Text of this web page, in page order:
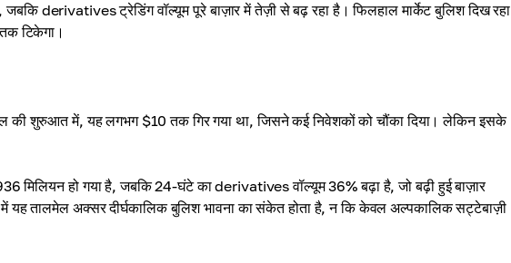
derivatives ट्रेडिंग वॉल्यूम पूरे बाज़ार में तेज़ी से बढ़ रहा है। फिलहाल मार्केट बुलिश दिख रहा
टिकेगा।
की शुरुआत में, यह लगभग $10 तक गिर गया था, जिसने कई निवेशकों को चौंका दिया। लेकिन इसके
हो गया है, जबकि 24-घंटे का derivatives वॉल्यूम 36% बढ़ा है, जो बढ़ी हुई बाज़ार
यह तालमेल अक्सर दीर्घकालिक बुलिश भावना का संकेत होता है, न कि केवल अल्पकालिक सट्टेबाज़ी